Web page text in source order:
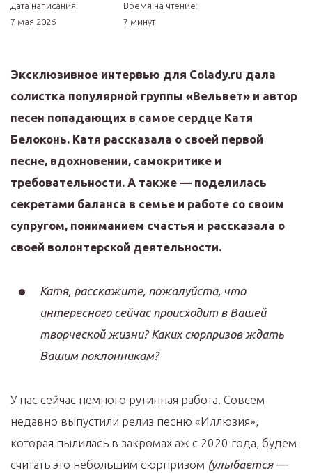
Дата написания:
7 мая 2026
Время на чтение:
7 минут
Эксклюзивное интервью для Colady.ru дала
солистка популярной группы «Вельвет» и автор
песен попадающих в самое сердце Катя
Белоконь. Катя рассказала о своей первой
песне, вдохновении, самокритике и
требовательности. А также — поделилась
секретами баланса в семье и работе со своим
супругом, пониманием счастья и рассказала о
своей волонтерской деятельности.
Катя, расскажите, пожалуйста, что
интересного сейчас происходит в Вашей
творческой жизни? Каких сюрпризов ждать
Вашим поклонникам?
У нас сейчас немного рутинная работа. Совсем
недавно выпустили релиз песню «Иллюзия»,
которая пылилась в закромах аж с 2020 года, будем
считать это небольшим сюрпризом (улыбается —